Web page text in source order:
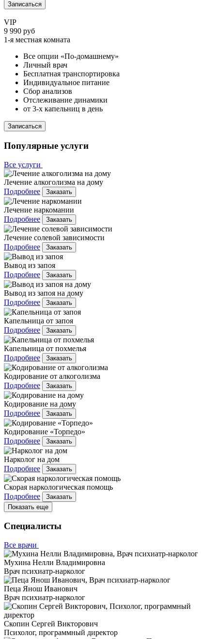
Записаться
VIP
9 990 руб
1-я местная комната
Все опции «По-домашнему»
Личный врач
Бесплатная транспортировка
Индивидуальное питание
Сбор анализов
Отслеживание динамики
от 3-х капельниц в день
Записаться
Популярные услуги
Все услуги
Лечение алкоголизма на дому
Подробнее
Заказать
Лечение наркомании
Подробнее
Заказать
Лечение солевой зависимости
Подробнее
Заказать
Вывод из запоя
Подробнее
Заказать
Вывод из запоя на дому
Подробнее
Заказать
Капельница от запоя
Подробнее
Заказать
Капельница от похмелья
Подробнее
Заказать
Кодирование от алкоголизма
Подробнее
Заказать
Кодирование на дому
Подробнее
Заказать
Кодирование «Торпедо»
Подробнее
Заказать
Нарколог на дом
Подробнее
Заказать
Скорая наркологическая помощь
Подробнее
Заказать
Показать еще
Специалисты
Все врачи
Мухина Нелли Владимировна
Врач психиатр-нарколог
Пеца Янош Иванович
Врач психиатр-нарколог
Скопин Сергей Викторович
Психолог, программный директор